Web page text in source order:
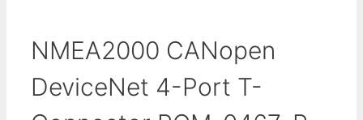
NMEA2000 CANopen
DeviceNet 4-Port T-